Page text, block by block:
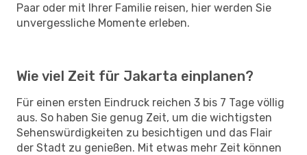
Paar oder mit Ihrer Familie reisen, hier werden Sie
unvergessliche Momente erleben.
Wie viel Zeit für Jakarta einplanen?
Für einen ersten Eindruck reichen 3 bis 7 Tage völlig
aus. So haben Sie genug Zeit, um die wichtigsten
Sehenswürdigkeiten zu besichtigen und das Flair
der Stadt zu genießen. Mit etwas mehr Zeit können